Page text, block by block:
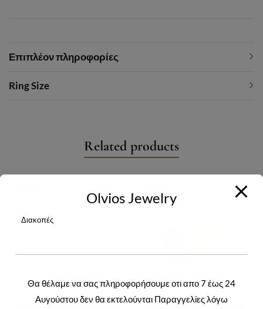
Επιπλέον πληροφορίες
Ring Size
Related products
Olvios Jewelry
Διακοπές
Θα θέλαμε να σας πληροφορήσουμε οτι απο 7 έως 24
Αυγούστου δεν θα εκτελούνται Παραγγελίες λόγω